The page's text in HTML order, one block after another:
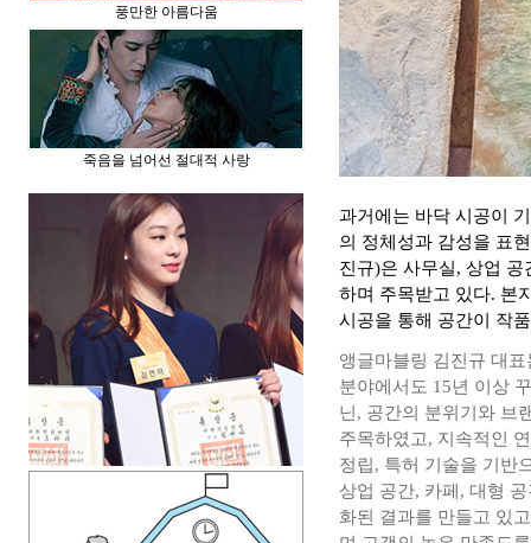
풍만한 아름다움
죽음을 넘어선 절대적 사랑
과거에는 바닥 시공이
의 정체성과 감성을 표
진규)은 사무실, 상업
하며 주목받고 있다. 본
시공을 통해 공간이 작
앵글마블링 김진규 대
분야에서도 15년 이상
닌, 공간의 분위기와 브
주목하였고, 지속적인
정립, 특허 기술을 기반
상업 공간, 카페, 대형
화된 결과를 만들고 있